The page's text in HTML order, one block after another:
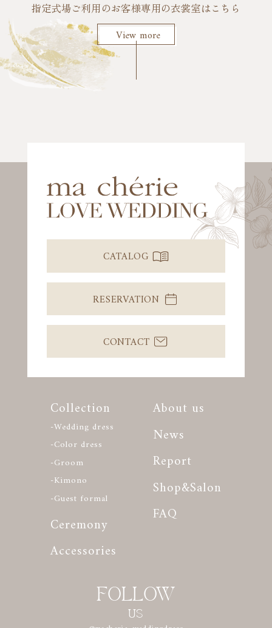
指定式場ご利用のお客様専用の衣裳室はこちら
View more
CATALOG
RESERVATION
CONTACT
Collection
-Wedding dress
-Color dress
-Groom
-Kimono
-Guest formal
Ceremony
Accessories
About us
News
Report
Shop&Salon
FAQ
FOLLOW
US